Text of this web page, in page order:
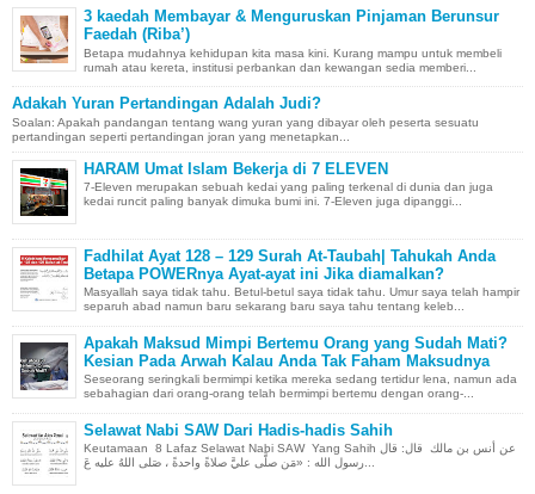
3 kaedah Membayar & Menguruskan Pinjaman Berunsur
Faedah (Riba’)
Betapa mudahnya kehidupan kita masa kini. Kurang mampu untuk membeli
rumah atau kereta, institusi perbankan dan kewangan sedia memberi...
Adakah Yuran Pertandingan Adalah Judi?
Soalan: Apakah pandangan tentang wang yuran yang dibayar oleh peserta sesuatu
pertandingan seperti pertandingan joran yang menetapkan...
HARAM Umat Islam Bekerja di 7 ELEVEN
7-Eleven merupakan sebuah kedai yang paling terkenal di dunia dan juga
kedai runcit paling banyak dimuka bumi ini. 7-Eleven juga dipanggi...
Fadhilat Ayat 128 – 129 Surah At-Taubah| Tahukah Anda
Betapa POWERnya Ayat-ayat ini Jika diamalkan?
Masyallah saya tidak tahu. Betul-betul saya tidak tahu. Umur saya telah hampir
separuh abad namun baru sekarang baru saya tahu tentang keleb...
Apakah Maksud Mimpi Bertemu Orang yang Sudah Mati?
Kesian Pada Arwah Kalau Anda Tak Faham Maksudnya
Seseorang seringkali bermimpi ketika mereka sedang tertidur lena, namun ada
sebahagian dari orang-orang telah bermimpi bertemu dengan orang-...
Selawat Nabi SAW Dari Hadis-hadis Sahih
Keutamaan 8 Lafaz Selawat Nabi SAW Yang Sahih عن أنس بن مالك قال: قال